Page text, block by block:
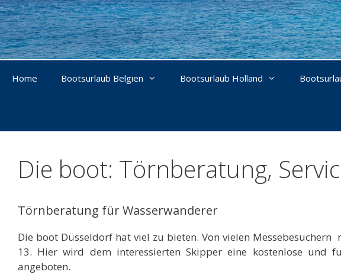
Home Bootsurlaub Belgien Bootsurlaub Holland
Die boot: Törnberatung,
Törnberatung für Wasserwanderer
Die boot Düsseldorf hat viel zu bieten. Von vielen
13. Hier wird dem interessierten Skipper eine kostenlose und
angeboten.